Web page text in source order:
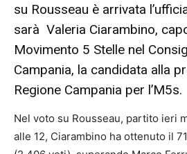
su Rousseau è arrivata
sarà Valeria Ciarambino,
Movimento 5 Stelle nel
Campania, la candidata alla
Regione Campania per l’M5s.
Nel voto su Rousseau, partito ieri
alle 12, Ciarambino ha ottenuto il